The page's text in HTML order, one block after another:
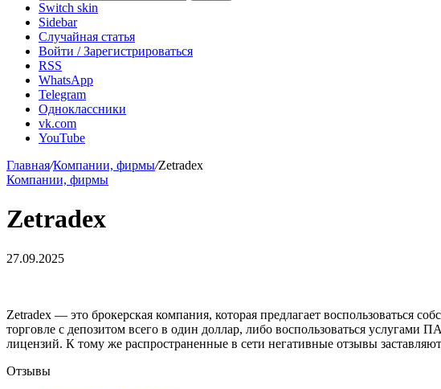
Switch skin
Sidebar
Случайная статья
Войти / Зарегистрироваться
RSS
WhatsApp
Telegram
Одноклассники
vk.com
YouTube
Главная/Компании, фирмы/Zetradex
Компании, фирмы
Zetradex
27.09.2025
Zetradex — это брокерская компания, которая предлагает воспользоваться
торговле с депозитом всего в один доллар, либо воспользоваться
лицензий. К тому же распространенные в сети негативные отзывы
Отзывы